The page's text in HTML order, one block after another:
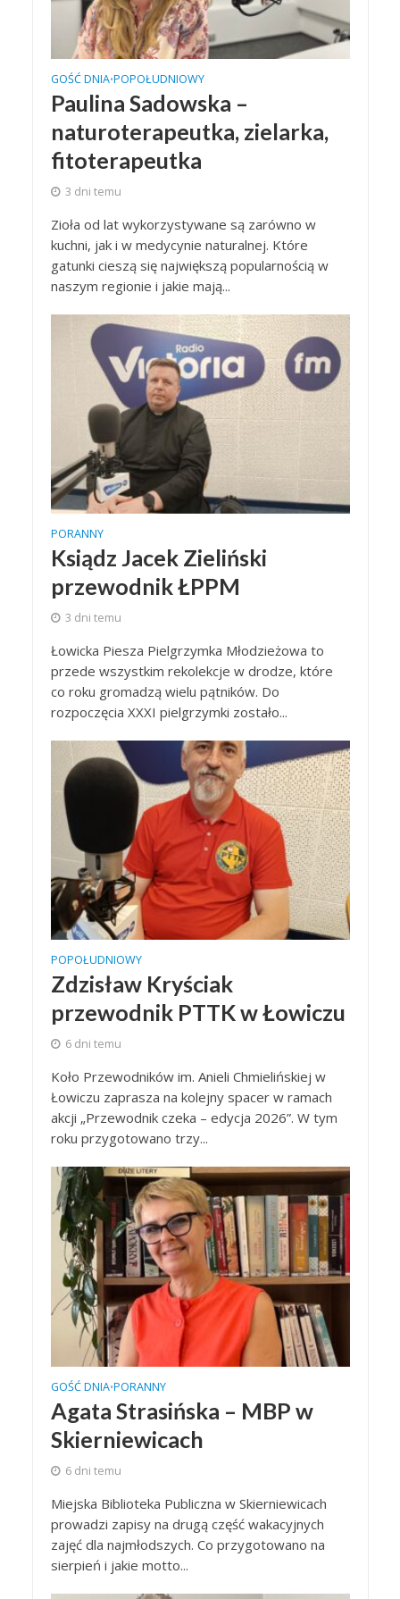
GOŚĆ DNIA•POPOŁUDNIOWY
Paulina Sadowska –
naturoterapeutka, zielarka,
fitoterapeutka
3 dni temu
Zioła od lat wykorzystywane są zarówno w
kuchni, jak i w medycynie naturalnej. Które
gatunki cieszą się największą popularnością w
naszym regionie i jakie mają...
PORANNY
Ksiądz Jacek Zieliński
przewodnik ŁPPM
3 dni temu
Łowicka Piesza Pielgrzymka Młodzieżowa to
przede wszystkim rekolekcje w drodze, które
co roku gromadzą wielu pątników. Do
rozpoczęcia XXXI pielgrzymki zostało...
POPOŁUDNIOWY
Zdzisław Kryściak
przewodnik PTTK w Łowiczu
6 dni temu
Koło Przewodników im. Anieli Chmielińskiej w
Łowiczu zaprasza na kolejny spacer w ramach
akcji „Przewodnik czeka – edycja 2026”. W tym
roku przygotowano trzy...
GOŚĆ DNIA•PORANNY
Agata Strasińska – MBP w
Skierniewicach
6 dni temu
Miejska Biblioteka Publiczna w Skierniewicach
prowadzi zapisy na drugą część wakacyjnych
zajęć dla najmłodszych. Co przygotowano na
sierpień i jakie motto...